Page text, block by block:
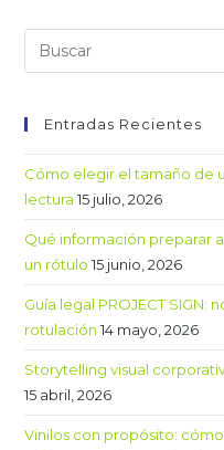
Entradas Recientes
Cómo elegir el tamaño de
lectura 15 julio, 2026
Qué información preparar
un rótulo 15 junio, 2026
Guía legal PROJECT
rotulación 14 mayo, 2026
Storytelling visual
15 abril, 2026
Vinilos con propósito: